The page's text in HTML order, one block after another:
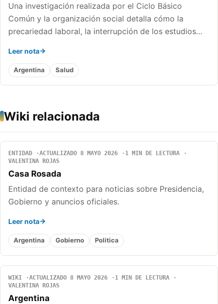
Una investigación realizada por el Ciclo Básico
Común y la organización social detalla cómo la
precariedad laboral, la interrupción de los estudios…
Leer nota
Argentina Salud
Wiki relacionada
ENTIDAD ACTUALIZADO 8 MAYO 2026
1 MIN DE LECTURA
VALENTINA ROJAS
Casa Rosada
Entidad de contexto para noticias sobre Presidencia,
Gobierno y anuncios oficiales.
Leer nota
Argentina Gobierno Politica
WIKI ACTUALIZADO 8 MAYO 2026
1 MIN DE LECTURA
VALENTINA ROJAS
Argentina